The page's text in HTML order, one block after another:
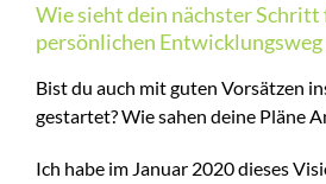
Wie sieht dein nächster Schritt
persönlichen Entwicklungsweg
Bist du auch mit guten Vorsätzen
gestartet? Wie sahen deine Pläne
Ich habe im Januar 2020 dieses